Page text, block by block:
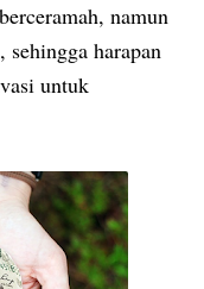
namun
harapan
untuk